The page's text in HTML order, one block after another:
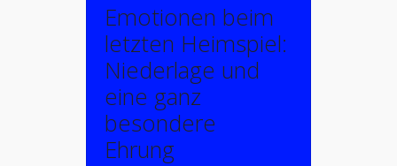
Emotionen beim
letzten Heimspiel:
Niederlage und
eine ganz
besondere
Ehrung